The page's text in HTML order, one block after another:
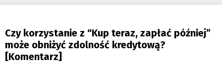
Czy korzystanie z “Kup teraz, zapłać później”
może obniżyć zdolność kredytową?
[Komentarz]